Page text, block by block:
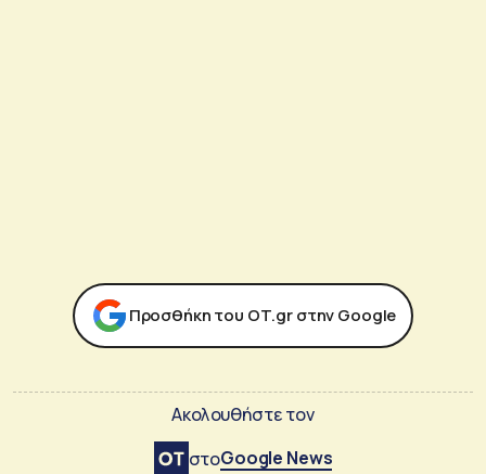
Προσθήκη του ΟΤ.gr στην Google
Ακολουθήστε τον
στοGoogle News